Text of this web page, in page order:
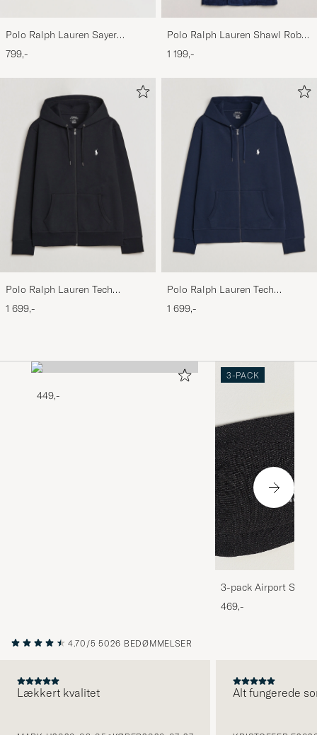
Polo Ralph Lauren Sayer
Canvas Sneakers White
799,-
Polo Ralph Lauren Shawl Robe
Navy
1 199,-
Polo Ralph Lauren Tech
Performance Full Zip Black
1 699,-
Polo Ralph Lauren Tech
Performance Full Zip Navy
1 699,-
449,-
3-PACK
3-pack Airport
Melange
469,-
4.70/5 5026 BEDØMMELSER
Lækkert kvalitet Alt fungerede